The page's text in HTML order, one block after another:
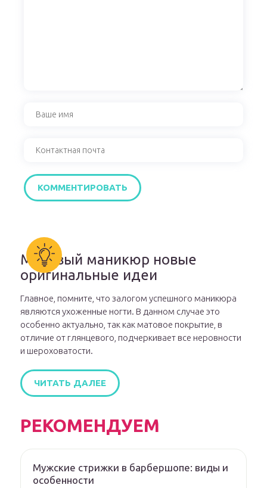
Матовый маникюр новые
оригинальные идеи
Главное, помните, что залогом успешного маникюра
являются ухоженные ногти. В данном случае это
особенно актуально, так как матовое покрытие, в
отличие от глянцевого, подчеркивает все неровности
и шероховатости.
ЧИТАТЬ ДАЛЕЕ
РЕКОМЕНДУЕМ
Мужские стрижки в барбершопе: виды и
особенности